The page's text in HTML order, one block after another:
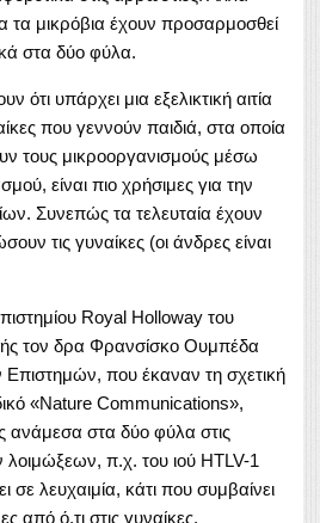
τα μικρόβια έχουν προσαρμοσθεί
στα δύο φύλα.
ότι υπάρχει μια εξελικτική αιτία
που γεννούν παιδιά, στα οποία
τους μικροοργανισμούς μέσω
είναι πιο χρήσιμες για την
Συνεπώς τα τελευταία έχουν
τις γυναίκες (οι άνδρες είναι
Royal Holloway του
τον δρα Φρανσίσκο Ουμπέδα
Επιστημών, που έκαναν τη σχετική
«Nature Communications»,
ανάμεσα στα δύο φύλα στις
π.χ. του ιού HTLV-1
σε λευχαιμία, κάτι που συμβαίνει
από ό,τι στις γυναίκες.